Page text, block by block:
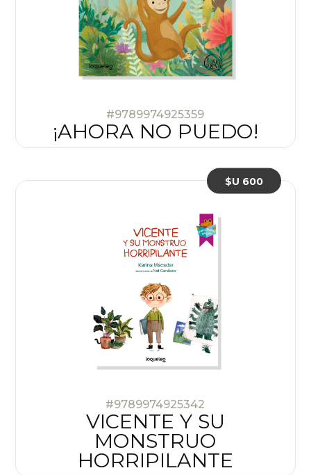
#9789974925359
¡AHORA NO PUEDO!
#9789974925342
VICENTE Y SU
MONSTRUO
HORRIPILANTE
$U 600